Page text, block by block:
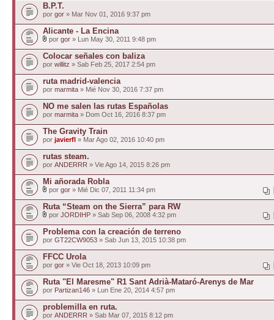
B.P.T.
por gor » Mar Nov 01, 2016 9:37 pm
Alicante - La Encina
por gor » Lun May 30, 2011 9:48 pm
Colocar señales con baliza
por willitz » Sab Feb 25, 2017 2:54 pm
ruta madrid-valencia
por marmita » Mié Nov 30, 2016 7:37 pm
NO me salen las rutas Españolas
por marmita » Dom Oct 16, 2016 8:37 pm
The Gravity Train
por javierfl » Mar Ago 02, 2016 10:40 pm
rutas steam.
por ANDERRR » Vie Ago 14, 2015 8:26 pm
Mi añorada Robla
por gor » Mié Dic 07, 2011 11:34 pm
Ruta “Steam on the Sierra” para RW
por JORDIHP » Sab Sep 06, 2008 4:32 pm
Problema con la creación de terreno
por GT22CW9053 » Sab Jun 13, 2015 10:38 pm
FFCC Urola
por gor » Vie Oct 18, 2013 10:09 pm
Ruta "El Maresme" R1 Sant Adrià-Mataró-Arenys de Mar
por Partizan146 » Lun Ene 20, 2014 4:57 pm
problemilla en ruta.
por ANDERRR » Sab Mar 07, 2015 8:12 pm